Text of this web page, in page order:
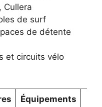
Cullera
de surf
de détente
et circuits vélo
Équipements